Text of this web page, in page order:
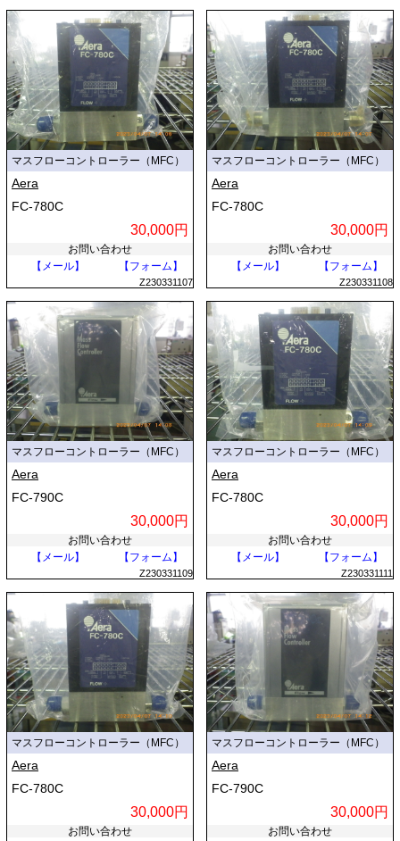
マスフローコントローラー（MFC）
Aera
FC-780C
30,000円
お問い合わせ
【メール】
【フォーム】
Z230331107
マスフローコントローラー（MFC）
Aera
FC-780C
30,000円
お問い合わせ
【メール】
【フォーム】
Z230331108
マスフローコントローラー（MFC）
Aera
FC-790C
30,000円
お問い合わせ
【メール】
【フォーム】
Z230331109
マスフローコントローラー（MFC）
Aera
FC-780C
30,000円
お問い合わせ
【メール】
【フォーム】
Z230331111
マスフローコントローラー（MFC）
Aera
FC-780C
30,000円
お問い合わせ
マスフローコントローラー（MFC）
Aera
FC-790C
30,000円
お問い合わせ